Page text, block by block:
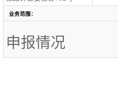
业务范围：
申报情况